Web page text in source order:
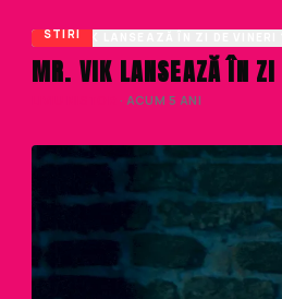
STIRI
MR. VIK LANSEAZĂ ÎN
· ACUM 5 ANI